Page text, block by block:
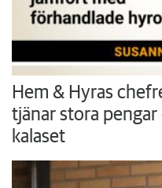
Hem & Hyras
tjänar stora
kalaset